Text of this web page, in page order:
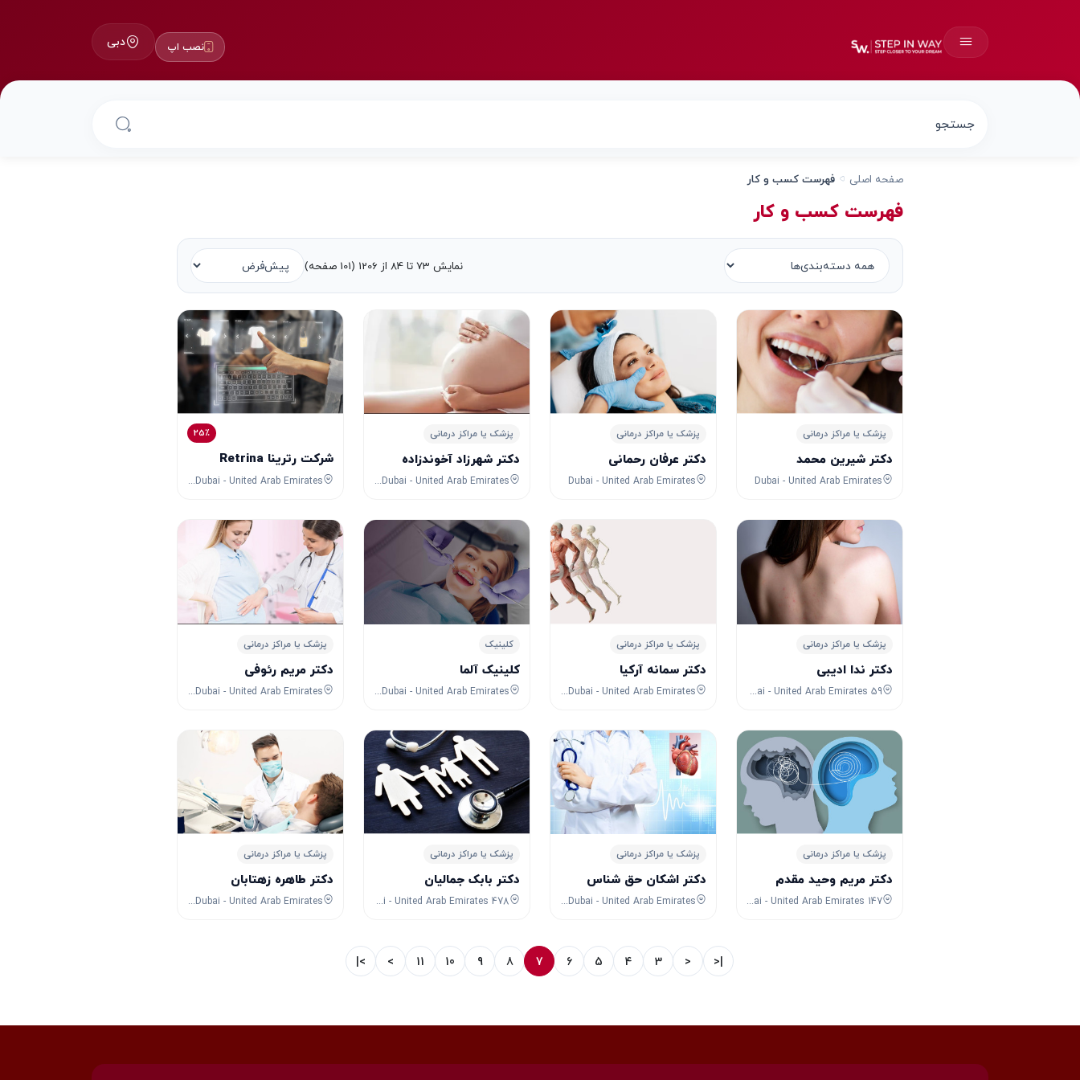
نصب اپ دبی
صفحه اصلی فهرست کسب و کار
فهرست کسب و کار
نمایش 73 تا 84 از 1206 (101 صفحه)
پزشک یا مراکز درمانی
دکتر شیرین محمد
Dubai - United Arab Emirates
پزشک یا مراکز درمانی
دکتر عرفان رحمانی
Dubai - United Arab Emirates
پزشک یا مراکز درمانی
دکتر شهرزاد آخوندزاده
68W7+CJG Oud Metha Metro Park - 1st St - Oud Metha - Dubai - United Arab Emirates
25٪
شرکت رترینا Retrina
International Business Tower - Al Amal Street - Dubai - United Arab Emirates
پزشک یا مراکز درمانی
دکتر ندا ادیبی
59 D80 - Deira - Dubai - United Arab Emirates
پزشک یا مراکز درمانی
دکتر سمانه آرکیا
673C+WHQ - DIFC - Dubai - United Arab Emirates
کلینیک
کلینیک آلما
Charme Day Surgery Center - 1035 Al Wasl Rd - Al Manara - Dubai - United Arab Emirates
پزشک یا مراکز درمانی
دکتر مریم رئوفی
Umm Suqeim 2 - Dubai - United Arab Emirates
پزشک یا مراکز درمانی
دکتر مریم وحید مقدم
147 Al Thanya St - Al Manara - Dubai - United Arab Emirates
پزشک یا مراکز درمانی
دکتر اشکان حق شناس
XC47+8R Dubai - United Arab Emirates
پزشک یا مراکز درمانی
دکتر بابک جمالیان
478 Al Wasl Rd - Jumeirah - Jumeirah 2 - Dubai - United Arab Emirates
پزشک یا مراکز درمانی
دکتر طاهره زهتابان
Jumeirah 1 - Dubai - United Arab Emirates
|<
<
3
4
5
6
7
8
9
10
11
>
>|